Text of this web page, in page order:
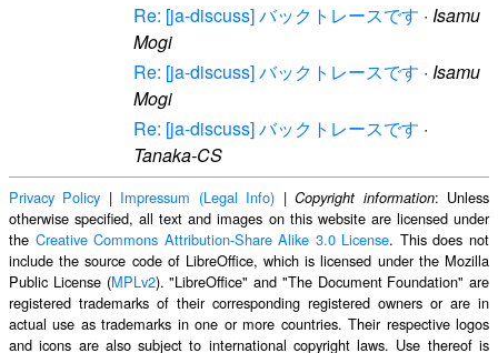
Re: [ja-discuss] バックトレースです · Isamu
Mogi
Re: [ja-discuss] バックトレースです · Isamu
Mogi
Re: [ja-discuss] バックトレースです ·
Tanaka-CS
Privacy Policy | Impressum (Legal Info) |Copyright information: Unless
otherwise specified, all text and images on this website are licensed under
the Creative Commons Attribution-Share Alike 3.0 License. This does not
include the source code of LibreOffice, which is licensed under the Mozilla
Public License (MPLv2). "LibreOffice" and "The Document Foundation" are
registered trademarks of their corresponding registered owners or are in
actual use as trademarks in one or more countries. Their respective logos
and icons are also subject to international copyright laws. Use thereof is